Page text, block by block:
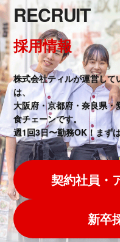
RECRUIT
採用情報
株式会社ティルが運営して
は、
大阪府・京都府・奈良県
食チェーンです。
週1回3日〜勤務OK！まず
契約社員・
新卒